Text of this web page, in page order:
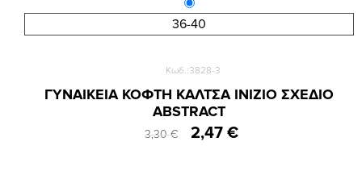
36-40
Κωδ.:3828-3
ΓΥΝΑΙΚΕΙΑ ΚΟΦΤΗ ΚΑΛΤΣΑ INIZIO ΣΧΕΔΙΟ
ABSTRACT
3,30 € 2,47 €